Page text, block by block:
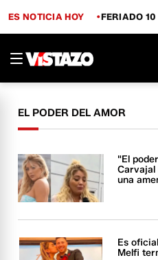
ES NOTICIA HOY FERIADO
EL PODER DEL AMOR
"El
Carvajal
una
Es
Melfi